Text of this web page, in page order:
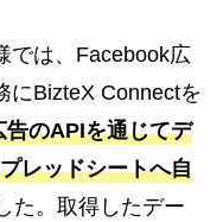
では、Facebook広
にBizteX Connectを
のAPIを通じてデ
レッドシートへ自
た。取得したデー